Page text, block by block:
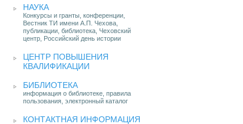
НАУКА
Конкурсы и гранты, конференции,
Вестник ТИ имени А.П. Чехова,
публикации, библиотека, Чеховский
центр, Российский день истории
ЦЕНТР ПОВЫШЕНИЯ
КВАЛИФИКАЦИИ
БИБЛИОТЕКА
информация о библиотеке, правила
пользования, электронный каталог
КОНТАКТНАЯ ИНФОРМАЦИЯ